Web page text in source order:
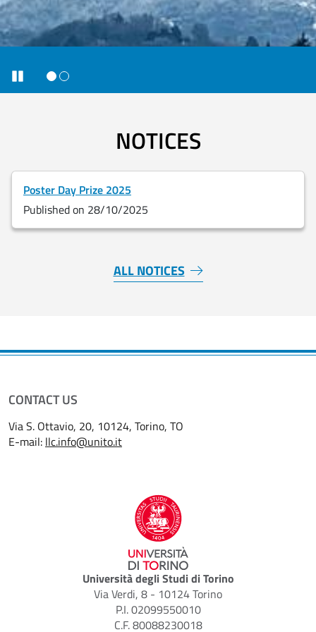
Pause
NOTICES
Salta lo slider
Poster Day Prize 2025
Published on 28/10/2025
Fine dello slider
ALL NOTICES
CONTACT US
Via S. Ottavio, 20, 10124, Torino, TO
E-mail: llc.info@unito.it
Università degli Studi di Torino
Via Verdi, 8 - 10124 Torino
P.I. 02099550010
C.F. 80088230018